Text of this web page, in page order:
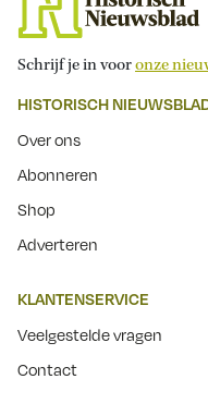
Schrijf je in vooronze
HISTORISCH
Over ons
Abonneren
Shop
Adverteren
KLANTENSERVICE
Veelgestelde vragen
Contact